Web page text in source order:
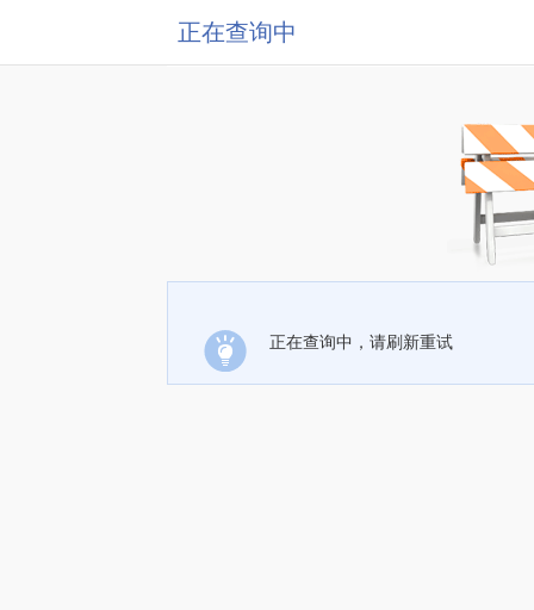
正在查询中
正在查询中，请刷新重试